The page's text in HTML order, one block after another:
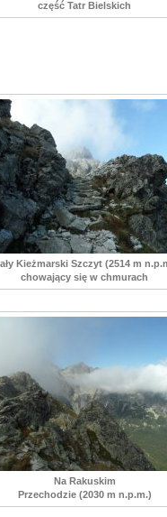
część Tatr Bielskich
Kieżmarski Szczyt (2514 m
chowający się w chmurach
Na Rakuskim
Przechodzie (2030 m n.p.m.)